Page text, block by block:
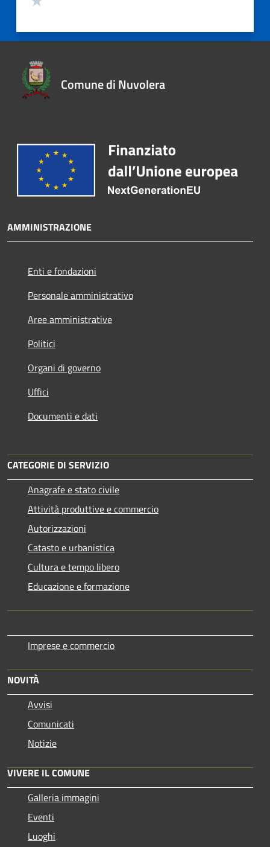
Comune di Nuvolera
AMMINISTRAZIONE
Enti e fondazioni
Personale amministrativo
Aree amministrative
Politici
Organi di governo
Uffici
Documenti e dati
CATEGORIE DI SERVIZIO
Anagrafe e stato civile
Attività produttive e commercio
Autorizzazioni
Catasto e urbanistica
Cultura e tempo libero
Educazione e formazione
Imprese e commercio
NOVITÀ
Avvisi
Comunicati
Notizie
VIVERE IL COMUNE
Galleria immagini
Eventi
Luoghi